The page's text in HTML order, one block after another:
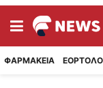
ΦΑΡΜΑΚΕΙΑ